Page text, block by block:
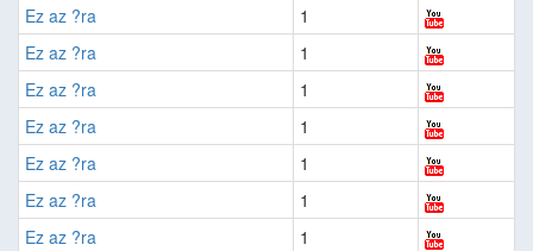
Ez az ?ra
1
Ez az ?ra
1
Ez az ?ra
1
Ez az ?ra
1
Ez az ?ra
1
Ez az ?ra
1
Ez az ?ra
1